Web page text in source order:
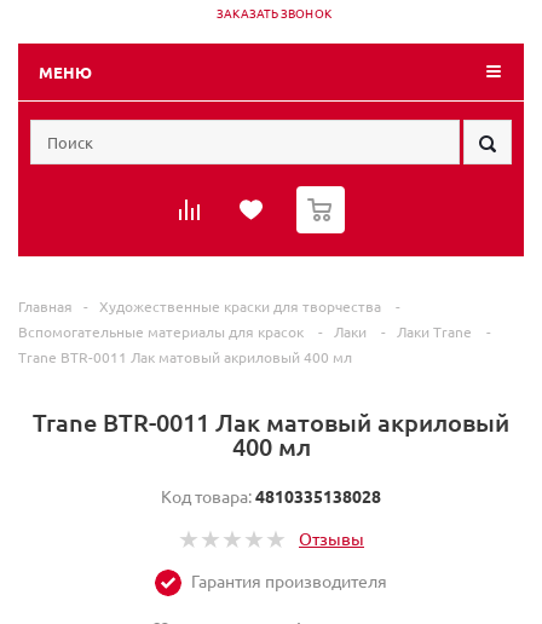
ЗАКАЗАТЬ ЗВОНОК
МЕНЮ
0
Главная - Художественные краски для творчества
-
Вспомогательные материалы для красок
- Лаки - Лаки Trane
-
Trane BTR-0011 Лак матовый акриловый 400 мл
Trane BTR-0011 Лак матовый акриловый
400 мл
Код товара:4810335138028
Отзывы
Гарантия производителя